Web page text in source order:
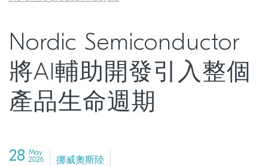
Nordic Semiconductor
將AI輔助開發引入整個
產品生命週期
28 May
2026
挪威奧斯陸